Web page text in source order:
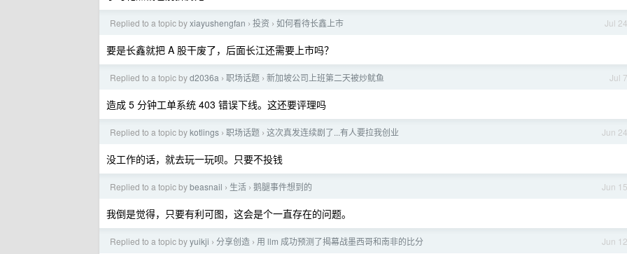
Jul 24
Replied to a topic byxiayushengfan › 投资 › 如何看待长鑫上市
要是长鑫就把 A 股干废了，后面长江还需要上市吗？
Jul 7
Replied to a topic byd2036a › 职场话题 › 新加坡公司上班第二天被炒鱿鱼
造成 5 分钟工单系统 403 错误下线。这还要评理吗
Jun 24
Replied to a topic bykotlings › 职场话题 › 这次真发连续剧了...有人要拉我创业
没工作的话，就去玩一玩呗。只要不投钱
Jun 15
Replied to a topic bybeasnail › 生活 › 鹅腿事件想到的
我倒是觉得，只要有利可图，这会是个一直存在的问题。
Jun 12
Replied to a topic byyuikji › 分享创造 › 用 llm 成功预测了揭幕战墨西哥和南非的比分